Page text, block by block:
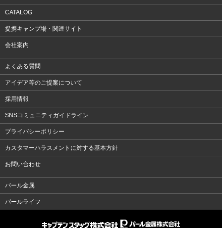
CATALOG
提携キャンプ場・関連サイト
会社案内
よくある質問
アイデア等のご提案について
採用情報
SNSコミュニティガイドライン
プライバシーポリシー
カスタマーハラスメントに対する基本方針
お問い合わせ
パール金属
パールライフ